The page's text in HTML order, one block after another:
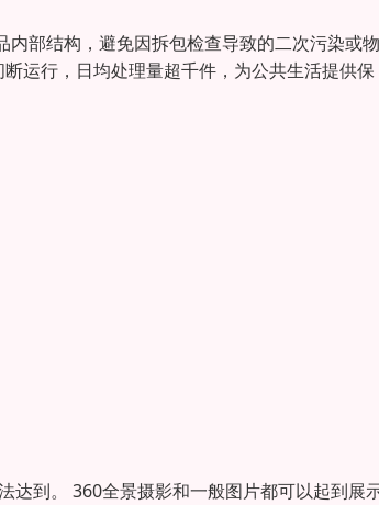
部结构，避免因拆包检查导致的二次污染或
运行，日均处理量超千件，为公共生活提供保
达到。 360全景摄影和一般图片都可以起到展